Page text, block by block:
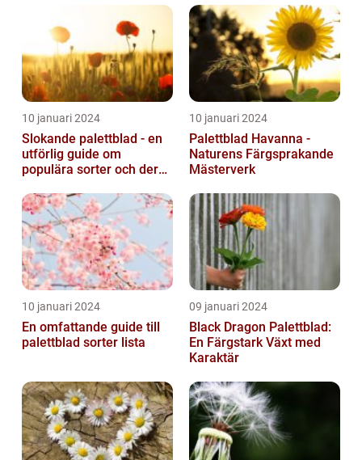
10 januari 2024
Slokande palettblad - en
utförlig guide om
populära sorter och deras
10 januari 2024
Palettblad Havanna -
Naturens Färgsprakande
Mästerverk
10 januari 2024
En omfattande guide till
palettblad sorter lista
09 januari 2024
Black Dragon Palettblad:
En Färgstark Växt med
Karaktär